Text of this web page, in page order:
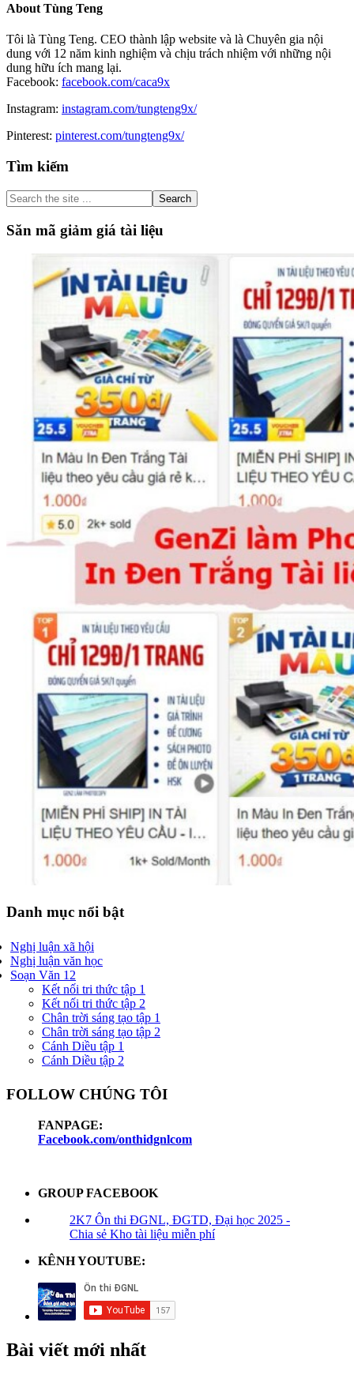
About Tùng Teng
Tôi là Tùng Teng. CEO thành lập website và là Chuyên gia nội
dung với 12 năm kinh nghiệm và chịu trách nhiệm với những nội
dung hữu ích mang lại.
Facebook: facebook.com/caca9x
Instagram: instagram.com/tungteng9x/
Pinterest: pinterest.com/tungteng9x/
Primary
Sidebar
Tìm kiếm
Search
the
site
...
Săn mã giảm giá tài liệu
Danh mục nổi bật
Nghị luận xã hội
Nghị luận văn học
Soạn Văn 12
Kết nối tri thức tập 1
Kết nối tri thức tập 2
Chân trời sáng tạo tập 1
Chân trời sáng tạo tập 2
Cánh Diều tập 1
Cánh Diều tập 2
FOLLOW CHÚNG TÔI
FANPAGE:
Facebook.com/onthidgnlcom
GROUP FACEBOOK
2K7 Ôn thi ĐGNL, ĐGTD, Đại học 2025 -
Chia sẻ Kho tài liệu miễn phí
KÊNH YOUTUBE:
Bài viết mới nhất